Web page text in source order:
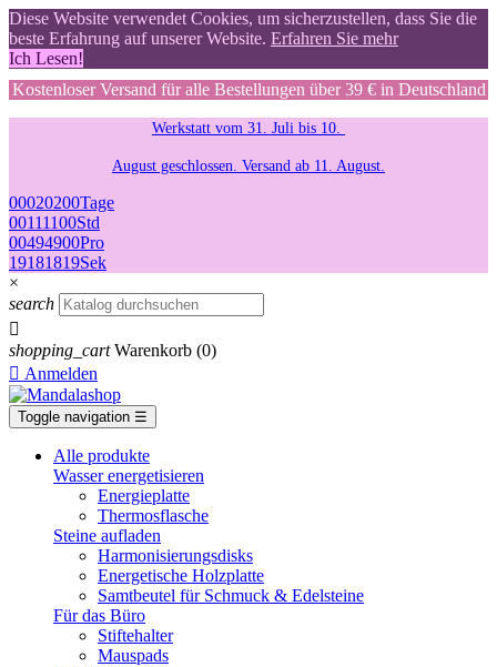
Diese Website verwendet Cookies, um sicherzustellen, dass Sie die
beste Erfahrung auf unserer Website. Erfahren Sie mehr
Ich Lesen!
Kostenloser Versand für alle Bestellungen über 39 € in Deutschland
Werkstatt vom 31. Juli bis 10.
August geschlossen. Versand ab 11. August.
00020200Tage
00111100Std
00494900Pro
18171718Sek
×
search

shopping_cart Warenkorb (0)
 Anmelden
Toggle navigation ☰
Alle produkte
Wasser energetisieren
Energieplatte​
Thermosflasche
Steine aufladen
Harmonisierungsdisks
Energetische Holzplatte
Samtbeutel für Schmuck & Edelsteine
Für das Büro
Stiftehalter
Mauspads